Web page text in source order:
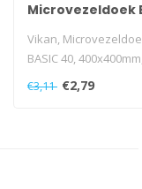
Microvezeldoek
40, 400x400mm,
blauw
Vikan,
BASIC 40,
€3,11 €2,79